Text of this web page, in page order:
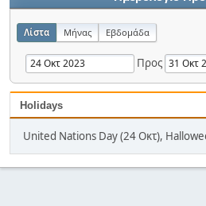
Λίστα Μήνας Εβδομάδα
Προς
Holidays
United Nations Day (24 Οκτ),